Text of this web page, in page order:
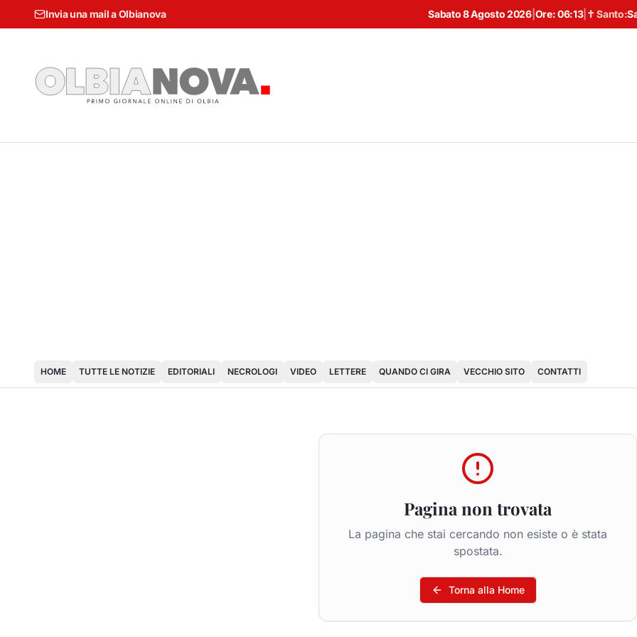
Invia una mail a Olbianova Sabato 8 Agosto 2026| Ore:06:13| ✝ Santo:
HOME TUTTE LE NOTIZIE EDITORIALI NECROLOGI VIDEO LETTERE QUANDO CI GIRA VECCHIO SITO CONTATTI
Pagina non trovata
La pagina che stai cercando non esiste o è stata
spostata.
Torna alla Home